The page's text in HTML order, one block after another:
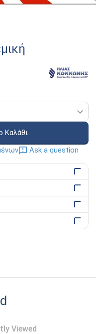
Καλάθι
Ask a question
Viewed